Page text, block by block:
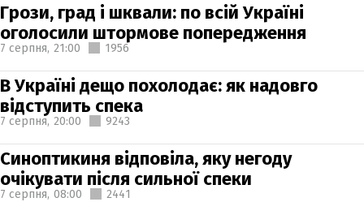
Грози, град і шквали: по всій Україні
оголосили штормове попередження
7 серпня, 21:00 1956
В Україні дещо похолодає: як надовго
відступить спека
7 серпня, 20:00 9243
Синоптикиня відповіла, яку негоду
очікувати після сильної спеки
7 серпня, 08:00 2441